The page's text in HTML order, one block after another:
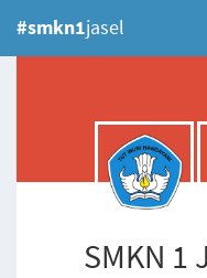
#smkn1jasel
SMKN 1